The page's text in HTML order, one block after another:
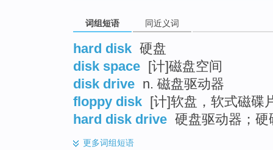
词组短语 同近义词
hard disk 硬盘
disk space
[计]磁盘空间
disk drive n. 磁盘驱动器
floppy disk
[计]软盘，软式磁碟
hard disk drive 硬盘驱动器；硬
更多词组短语